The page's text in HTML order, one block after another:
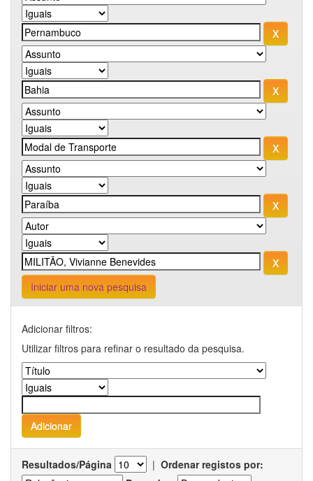
Iniciar uma nova pesquisa
Adicionar filtros:
Utilizar filtros para refinar o resultado da pesquisa.
Resultados/Página | Ordenar registos por: